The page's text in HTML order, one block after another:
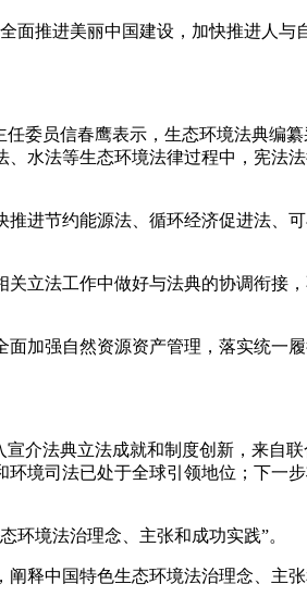
推进美丽中国建设，加快推进人与
委员信春鹰表示，生态环境法典编纂
水法等生态环境法律过程中，宪法
进节约能源法、循环经济促进法、
立法工作中做好与法典的协调衔接
加强自然资源资产管理，落实统一
介法典立法成就和制度创新，来自联
境司法已处于全球引领地位；下一
境法治理念、主张和成功实践”。
释中国特色生态环境法治理念、主